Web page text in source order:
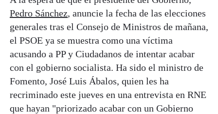
Pedro Sánchez, anuncie la fecha de las elecciones
generales tras el Consejo de Ministros de mañana,
el PSOE ya se muestra como una víctima
acusando a PP y Ciudadanos de intentar acabar
con el gobierno socialista. Ha sido el ministro de
Fomento, José Luis Ábalos, quien les ha
recriminado este jueves en una entrevista en RNE
que hayan "priorizado acabar con un Gobierno